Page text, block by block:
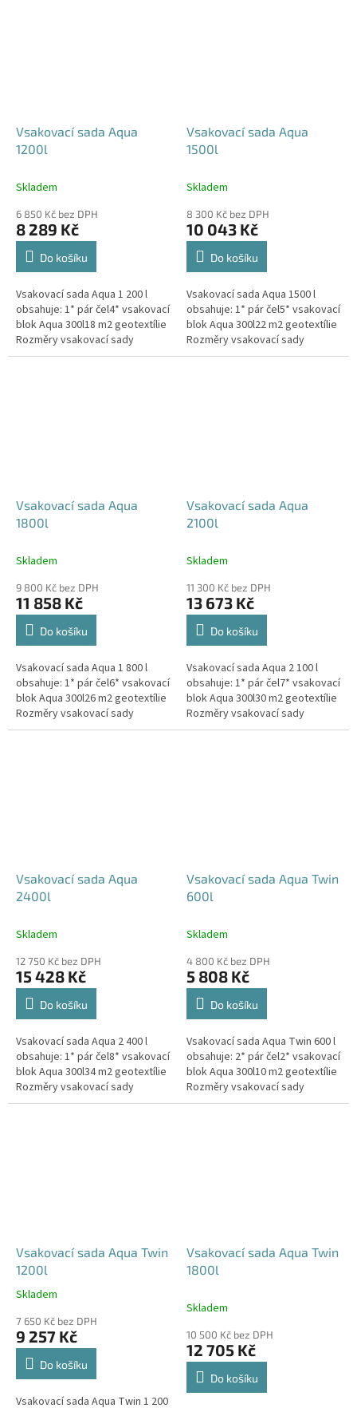
Vsakovací sada Aqua
1200l
Skladem
6 850 Kč bez DPH
8 289 Kč
Do košíku
Vsakovací sada Aqua 1 200 l
obsahuje: 1* pár čel4* vsakovací
blok Aqua 300l18 m2 geotextílie
Rozměry vsakovací sady
480x80x52 cm Nosnost bloků až
Vsakovací sada Aqua
1500l
Skladem
8 300 Kč bez DPH
10 043 Kč
Do košíku
Vsakovací sada Aqua 1500 l
obsahuje: 1* pár čel5* vsakovací
blok Aqua 300l22 m2 geotextílie
Rozměry vsakovací sady
600x80x52 cm Nosnost bloků až
Vsakovací sada Aqua
1800l
Skladem
9 800 Kč bez DPH
11 858 Kč
Do košíku
Vsakovací sada Aqua 1 800 l
obsahuje: 1* pár čel6* vsakovací
blok Aqua 300l26 m2 geotextílie
Rozměry vsakovací sady
720x80x52 cm Nosnost bloků až
Vsakovací sada Aqua
2100l
Skladem
11 300 Kč bez DPH
13 673 Kč
Do košíku
Vsakovací sada Aqua 2 100 l
obsahuje: 1* pár čel7* vsakovací
blok Aqua 300l30 m2 geotextílie
Rozměry vsakovací sady
840x80x52 cm Nosnost bloků až
Vsakovací sada Aqua
2400l
Skladem
12 750 Kč bez DPH
15 428 Kč
Do košíku
Vsakovací sada Aqua 2 400 l
obsahuje: 1* pár čel8* vsakovací
blok Aqua 300l34 m2 geotextílie
Rozměry vsakovací sady
960x80x52 cm Nosnost bloků až
Vsakovací sada Aqua Twin
600l
Skladem
4 800 Kč bez DPH
5 808 Kč
Do košíku
Vsakovací sada Aqua Twin 600 l
obsahuje: 2* pár čel2* vsakovací
blok Aqua 300l10 m2 geotextílie
Rozměry vsakovací sady
120x80x104 cm Nosnost bloků
Vsakovací sada Aqua Twin
1200l
Průměrné
produktu
je
5,0
hvězdiček.
Skladem
7 650 Kč bez DPH
9 257 Kč
Do košíku
Vsakovací sada Aqua Twin 1 200
Vsakovací sada Aqua Twin
1800l
Skladem
10 500 Kč bez DPH
12 705 Kč
Do košíku